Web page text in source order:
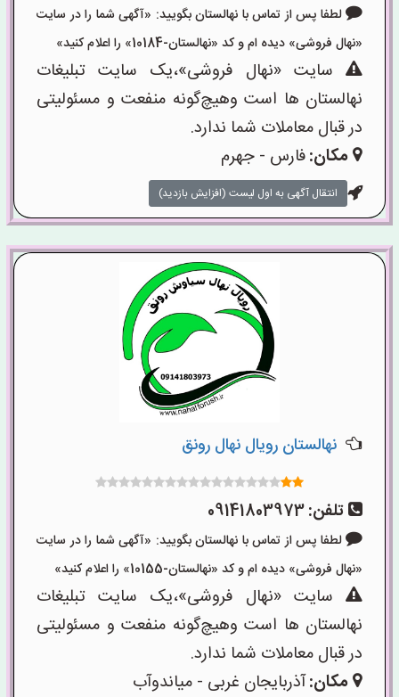
لطفا پس از تماس با نهالستان بگویید: «آگهی شما را در سایت
«نهال فروشی» دیده ام و کد «نهالستان-10184» را اعلام کنید»
سایت «نهال فروشی»،یک سایت تبلیغات
نهالستان ها است وهیچ‌گونه منفعت و مسئولیتی
در قبال معاملات شما ندارد.
مکان:فارس - جهرم
انتقال آگهی به اول لیست (افزایش بازدید)
نهالستان رویال نهال رونق
تلفن:09141803973
لطفا پس از تماس با نهالستان بگویید: «آگهی شما را در سایت
«نهال فروشی» دیده ام و کد «نهالستان-10155» را اعلام کنید»
سایت «نهال فروشی»،یک سایت تبلیغات
نهالستان ها است وهیچ‌گونه منفعت و مسئولیتی
در قبال معاملات شما ندارد.
مکان:آذربایجان غربی - میاندوآب